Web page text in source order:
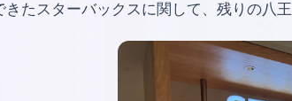
たスターバックスに関して、残りの八